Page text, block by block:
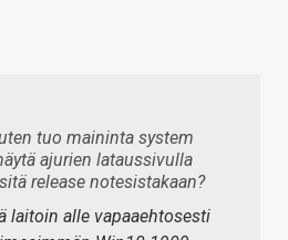
tuo maininta system
ajurien lataussivulla
release notesistakaan?
laitoin alle vapaaehtosesti